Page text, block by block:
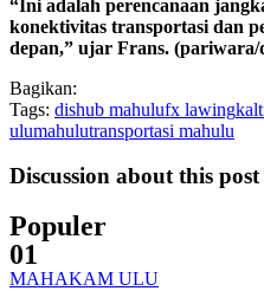
“Ini adalah perencanaan
konektivitas transportasi dan
depan,” ujar Frans.
Bagikan:
Tags: dishub mahulufx lawing
ulumahulutransportasi mahulu
Discussion about this post
Populer
01
MAHAKAM ULU